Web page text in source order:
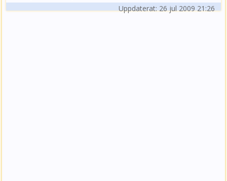
Uppdaterat: 26 jul 2009 21:26